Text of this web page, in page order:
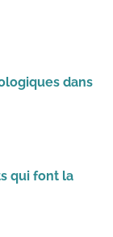
dans
qui font la